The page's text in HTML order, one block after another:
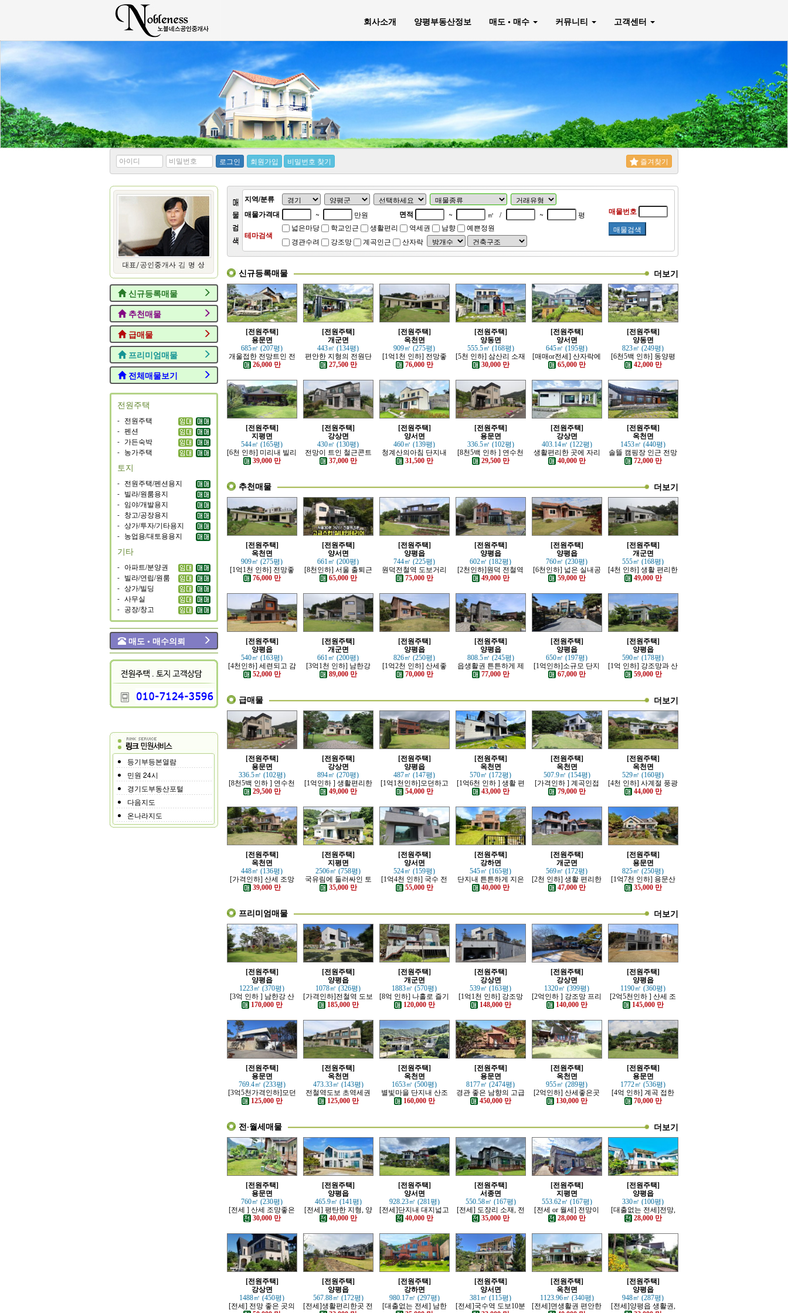
회사소개 양평부동산정보 매도 • 매수 커뮤니티 고객센터
*
아
디
*
비
번
호
로그인 회원가입 비밀번호 찾기 즐겨찾기
신규등록매물
추천매물
급매물
프리미엄매물
전체매물보기
전원주택
- 전원주택
- 펜션
- 가든숙박
- 농가주택
토지
- 전원주택/펜션용지
- 빌라/원룸용지
- 임야/개발용지
- 창고/공장용지
- 상가/투자/기타용지
- 농업용/대토용용지
기타
- 아파트/분양권
- 빌라/연립/원룸
- 상가/빌딩
- 사무실
- 공장/창고
매도 • 매수의뢰
등기부등본열람
민원 24시
경기도부동산포털
다음지도
온나라지도
지역/분류
매물번호
매물검색
매물가격대 ~ 만원 면적 ~ ㎡ / ~ 평
테마검색
넓은마당 학교인근 생활편리 역세권 남향
예쁜정원
경관수려
강조망 계곡인근 산자락
신규등록매물 더보기
[전원주택]
용문면
685㎡ (207평)
개울접한 전망트인 전
원주택
26,000 만
[전원주택]
개군면
443㎡ (134평)
편안한 지형의 전원단
지 내의 주택
27,500 만
[전원주택]
옥천면
909㎡ (275평)
[1억1천 인하] 전망좋
고 력셔리한 단층 철콘
전원주택
76,000 만
[전원주택]
양동면
555.5㎡ (168평)
[5천 인하] 삼산리 소재
튼튼한 철콘 전원주택
30,000 만
[전원주택]
양서면
645㎡ (195평)
[매매or전세] 산자락에
자리한 전망트인 전원
65,000 만
[전원주택]
양동면
823㎡ (249평)
[6천5백 인하] 동양평
IC, 양동역 가까운 전원
42,000 만
[전원주택]
지평면
544㎡ (165평)
[6천 인하] 미리내 빌리
지에 위치한 전원주택
39,000 만
[전원주택]
강상면
430㎡ (130평)
전망이 트인 철근콘트
리트 신축 주택
37,000 만
[전원주택]
양서면
460㎡ (139평)
청계산의아침 단지내
아담한 근생 주택
31,500 만
[전원주택]
용문면
336.5㎡ (102평)
[8천5백 인하 ] 연수천
가까운 튼튼하게 잘지
은 전원주택
29,500 만
[전원주택]
강상면
403.14㎡ (122평)
생활편리한 곳에 자리
한 단층 전원주택
40,000 만
[전원주택]
옥천면
1453㎡ (440평)
솔뜰 캠핑장 인근 전망
트인 통나무 근생주택
72,000 만
추천매물 더보기
[전원주택]
옥천면
909㎡ (275평)
[1억1천 인하] 전망좋
고 력셔리한 단층 철콘
전원주택
76,000 만
[전원주택]
양서면
661㎡ (200평)
[8천인하] 서울 출퇴근
가능한 잘 지은 고급 전
65,000 만
[전원주택]
양평읍
744㎡ (225평)
원덕전철역 도보거리
추읍산 조망좋은 신축
전원주택
75,000 만
[전원주택]
양평읍
602㎡ (182평)
[2천인하]원덕 전철역
인근 전망 트인 예쁜전
49,000 만
[전원주택]
양평읍
760㎡ (230평)
[6천인하] 넓은 실내공
간 좋은 단층 근생주택
59,000 만
[전원주택]
개군면
555㎡ (168평)
[4천 인하] 생활 편리한
단지내 인테리어 예쁜
전원주택
49,000 만
[전원주택]
양평읍
540㎡ (163평)
[4천인하] 세련되고 감
각적인 모던한 전원주
52,000 만
[전원주택]
개군면
661㎡ (200평)
[3억1천 인하] 남한강
조망 좋은 모던한 고급
전원주택
89,000 만
[전원주택]
양평읍
826㎡ (250평)
[1억2천 인하] 산세좋
고 읍생활 편리한 남향
의 전원주택
70,000 만
[전원주택]
양평읍
808.5㎡ (245평)
읍생활권 튼튼하게 제
대로 잘지은 전원주택
77,000 만
[전원주택]
양평읍
650㎡ (197평)
[1억인하]소규모 단지
내 제대로 잘지은 전원
67,000 만
[전원주택]
양평읍
590㎡ (178평)
[1억 인하] 강조망과 산
세 조망 좋은 고급 전원
59,000 만
급매물 더보기
[전원주택]
용문면
336.5㎡ (102평)
[8천5백 인하 ] 연수천
가까운 튼튼하게 잘지
은 전원주택
29,500 만
[전원주택]
강상면
894㎡ (270평)
[1억인하 ] 생활편리한
정남향의 관리 잘된 전
49,000 만
[전원주택]
양평읍
487㎡ (147평)
[1억1천인하]모던하고
심플한 신축전원주택
54,000 만
[전원주택]
옥천면
570㎡ (172평)
[1억6천 인하 ] 생활 편
리하고 전망 좋은 근생
43,000 만
[전원주택]
옥천면
507.9㎡ (154평)
[가격인하 ] 계곡인접
산세 조망 좋은 남향의
전원주택
79,000 만
[전원주택]
옥천면
529㎡ (160평)
[4천 인하] 사계절 풍광
좋고 전망이 트인 전원
44,000 만
[전원주택]
옥천면
448㎡ (136평)
[가격인하] 산세 조망
좋은 남향 전원주택
39,000 만
[전원주택]
지평면
2506㎡ (758평)
국유림에 둘러싸인 토
지 넓은 전원주택
35,000 만
[전원주택]
양서면
524㎡ (159평)
[1억4천 인하] 국수 전
철역 인근 제대로 잘 지
은 신축 전원주택
55,000 만
[전원주택]
강하면
545㎡ (165평)
단지내 튼튼하게 지은
전원주택
40,000 만
[전원주택]
개군면
569㎡ (172평)
[2천 인하] 생활 편리한
단지내 잘 관리된 전원
47,000 만
[전원주택]
용문면
825㎡ (250평)
[1억7천 인하] 용문산
관광단지 초입마을 남
35,000 만
프리미엄매물 더보기
[전원주택]
양평읍
1223㎡ (370평)
[3억 인하 ] 남한강 산
책로 접한 최고급 전원
170,000 만
[전원주택]
양평읍
1078㎡ (326평)
[가격인하]전철역 도보
강조망 되는 고급 전원
185,000 만
[전원주택]
개군면
1883㎡ (570평)
[8억 인하] 나홀로 즐기
는 남한강 조망의 고급
전원주택
120,000 만
[전원주택]
강상면
539㎡ (163평)
[1억1천 인하] 강조망
과 명산이 보이는 호텔
급 전원주택
148,000 만
[전원주택]
강상면
1320㎡ (399평)
[2억인하 ] 강조망 프리
미엄 고급전원주택
140,000 만
[전원주택]
양평읍
1190㎡ (360평)
[2억5천인하 ] 산세 조
망 좋은 럭셔리 고급 전
145,000 만
[전원주택]
용문면
769.4㎡ (233평)
[3억5천가격인하]모던
하고 고급스러운 본채,
별채있는 전원주택
125,000 만
[전원주택]
옥천면
473.33㎡ (143평)
전철역도보 초역세권
강조망 고급전원주택
125,000 만
[전원주택]
옥천면
1653㎡ (500평)
별빛마을 단지내 산조
망 좋은 전원주택
160,000 만
[전원주택]
용문면
8177㎡ (2474평)
경관 좋은 남향의 고급
전원주택
450,000 만
[전원주택]
옥천면
955㎡ (289평)
[2억인하] 산세좋은곳
전망좋은 고급전원주
130,000 만
[전원주택]
용문면
1772㎡ (536평)
[4억 인하] 계곡 접한
터 넓은 전원주택
70,000 만
전·월세매물 더보기
[전원주택]
용문면
760㎡ (230평)
[전세 ] 산세 조망좋은
정원 예쁜, 단층주택
30,000 만
[전원주택]
양평읍
465.9㎡ (141평)
[전세] 평탄한 지형, 양
평시내 차량 접근성 우
수한 전원주택
40,000 만
[전원주택]
양서면
928.23㎡ (281평)
[전세]단지내 대지넓고
전망이트인 전원주택
40,000 만
[전원주택]
서종면
550.58㎡ (167평)
[전세] 도장리 소재, 전
망 좋은 전원마을 철근
콘크리트 주택
35,000 만
[전원주택]
지평면
553.62㎡ (167평)
[전세 or 월세] 전망이
트인 잘지은 근생 전원
28,000 만
[전원주택]
양평읍
330㎡ (100평)
[대출없는 전세]전망,
접근성 좋은 전원주택
28,000 만
[전원주택]
강상면
1488㎡ (450평)
[전세] 전망 좋은 곳의
[전원주택]
양평읍
567.88㎡ (172평)
[전세]생활편리한곳 전
[전원주택]
강하면
980.17㎡ (297평)
[대출없는 전세] 남한
[전원주택]
양서면
381㎡ (115평)
[전세]국수역 도보10분
[전원주택]
옥천면
1123.96㎡ (340평)
[전세]면생활권 편안한
[전원주택]
양평읍
948㎡ (287평)
[전세]양평읍 생활권,